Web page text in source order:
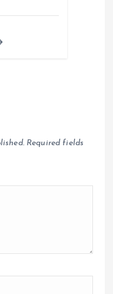
Required fields